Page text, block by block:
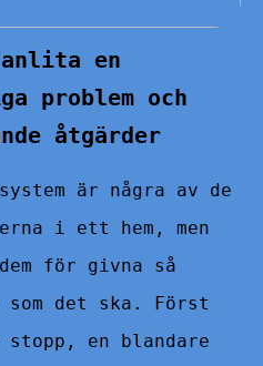
anlita en
problem och
åtgärder
är några av de
i ett hem, men
för givna så
det ska. Först
en blandare